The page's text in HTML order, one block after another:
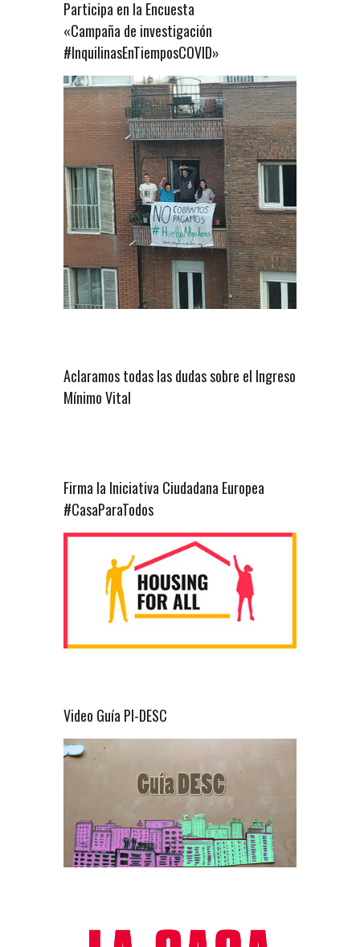
Participa en la Encuesta
«Campaña de investigación
#InquilinasEnTiemposCOVID»
Aclaramos todas las dudas sobre el Ingreso
Mínimo Vital
Firma la Iniciativa Ciudadana Europea
#CasaParaTodos
Video Guía PI-DESC